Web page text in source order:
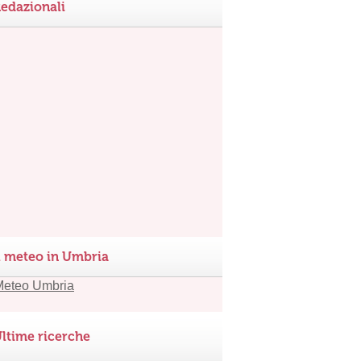
meteo in Umbria
ricerche